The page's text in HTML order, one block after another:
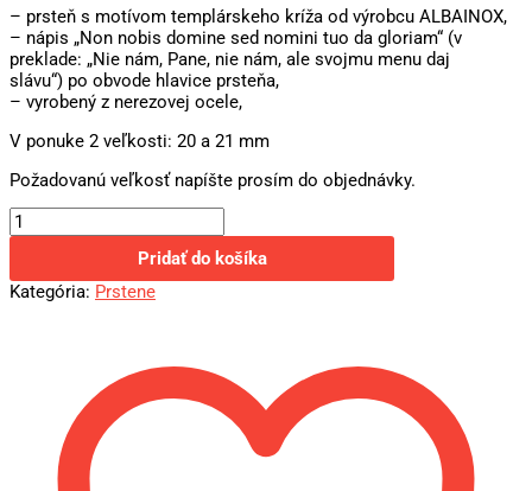
– prsteň s motívom templárskeho kríža od výrobcu ALBAINOX,
– nápis „Non nobis domine sed nomini tuo da gloriam“ (v
preklade: „Nie nám, Pane, nie nám, ale svojmu menu daj
slávu“) po obvode hlavice prsteňa,
– vyrobený z nerezovej ocele,
V ponuke 2 veľkosti: 20 a 21 mm
Požadovanú veľkosť napíšte prosím do objednávky.
Pridať do košíka
Kategória: Prstene